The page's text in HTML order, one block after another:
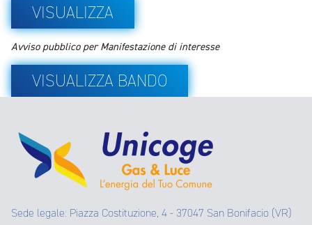
VISUALIZZA
Avviso pubblico per Manifestazione di interesse
VISUALIZZA BANDO
Sede legale: Piazza Costituzione, 4 - 37047 San Bonifacio (VR)